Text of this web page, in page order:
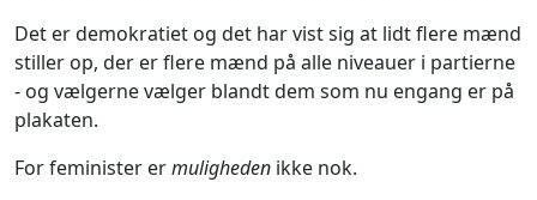
Det er demokratiet og det har vist sig at lidt flere mænd
stiller op, der er flere mænd på alle niveauer i partierne
- og vælgerne vælger blandt dem som nu engang er på
plakaten.
For feminister ermuligheden ikke nok.